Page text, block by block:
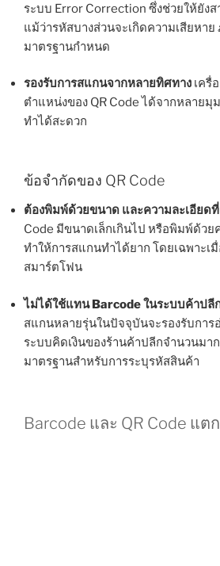
ระบบ Error Correction ซึ่งช่วยให้ยัง
แม้ว่ารหัสบางส่วนจะเกิดความเสียหา
มาตรฐานกำหนด
รองรับการสแกนจากหลายทิศทาง เครื่
ตำแหน่งของ QR Code ได้จากหลายมุ
ทำได้สะดวก
ข้อจำกัดของ QR Code
ต้องพิมพ์ด้วยขนาด และความละเอียด
Code มีขนาดเล็กเกินไป หรือพิมพ์ด้วย
ทำให้การสแกนทำได้ยาก โดยเฉพาะเ
สมาร์ตโฟน
ไม่ได้ใช้แทน Barcode ในระบบค้าปลี
สแกนหลายรุ่นในปัจจุบันจะรองรับการ
ระบบคิดเงินของร้านค้าปลีกจำนวนมา
มาตรฐานสำหรับการระบุรหัสสินค้า
Barcode และ QR Code แต